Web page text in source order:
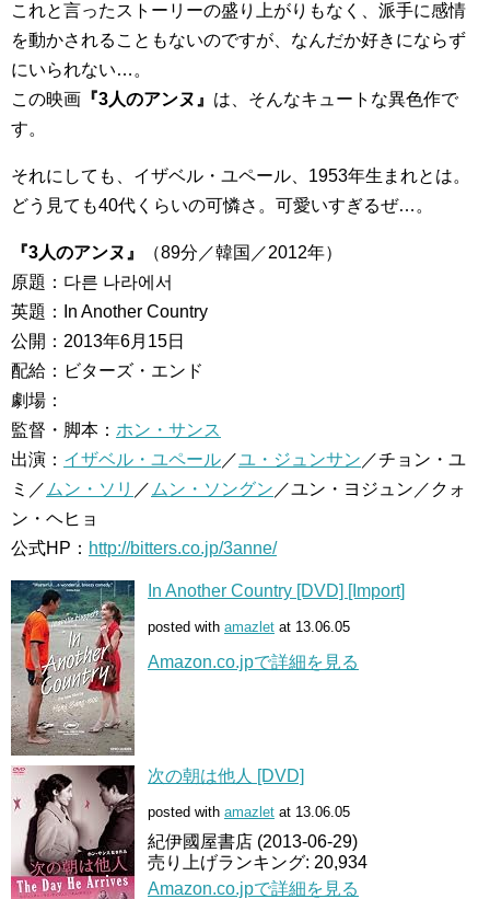
これと言ったストーリーの盛り上がりもなく、派手に感情
を動かされることもないのですが、なんだか好きにならず
にいられない…。
この映画 『3人のアンヌ』 は、そんなキュートな異色作で
す。
それにしても、イザベル・ユペール、1953年生まれとは。
どう見ても40代くらいの可憐さ。可愛いすぎるぜ…。
『3人のアンヌ』
（89分／韓国／2012年）
原題：다른 나라에서
英題：In Another Country
公開：2013年6月15日
配給：ビターズ・エンド
劇場：
監督・脚本： ホン・サンス
出演： イザベル・ユペール／ユ・ジュンサン ／チョン・ユ
ミ／ ムン・ソリ ／ ムン・ソングン ／ユン・ヨジュン／クォ
ン・ヘヒョ
公式HP： http://bitters.co.jp/3anne/
In Another Country [DVD] [Import]
posted with amazlet at 13.06.05
Amazon.co.jpで詳細を見る
次の朝は他人 [DVD]
posted with amazlet at 13.06.05
紀伊國屋書店 (2013-06-29)
売り上げランキング: 20,934
Amazon.co.jpで詳細を見る